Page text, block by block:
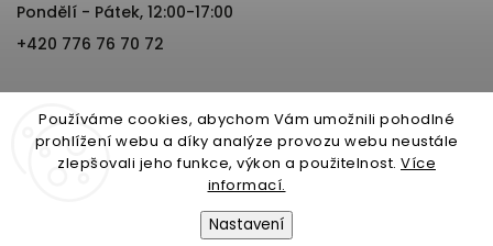
Používáme cookies, abychom Vám umožnili pohodlné
prohlížení webu a díky analýze provozu webu neustále
zlepšovali jeho funkce, výkon a použitelnost. Více
informací.
Nastavení
Pondělí - Pátek, 12:00-17:00
+420 776 76 70 72
Shoptet| Design